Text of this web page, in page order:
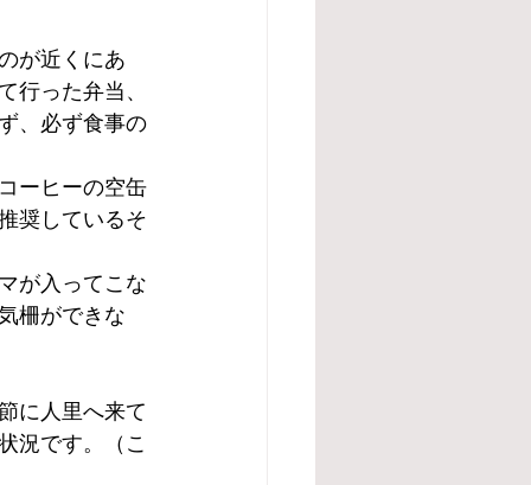
が近くにあ
った弁当、
、必ず食事の
ーヒーの空缶
奨しているそ
が入ってこな
柵ができな
に人里へ来て
況です。（こ